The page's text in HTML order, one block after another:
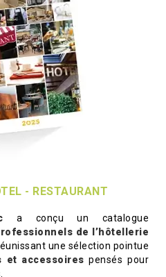
- RESTAURANT
a conçu un catalogue
de l’hôtellerie
une sélection pointue
et accessoires pensés pour